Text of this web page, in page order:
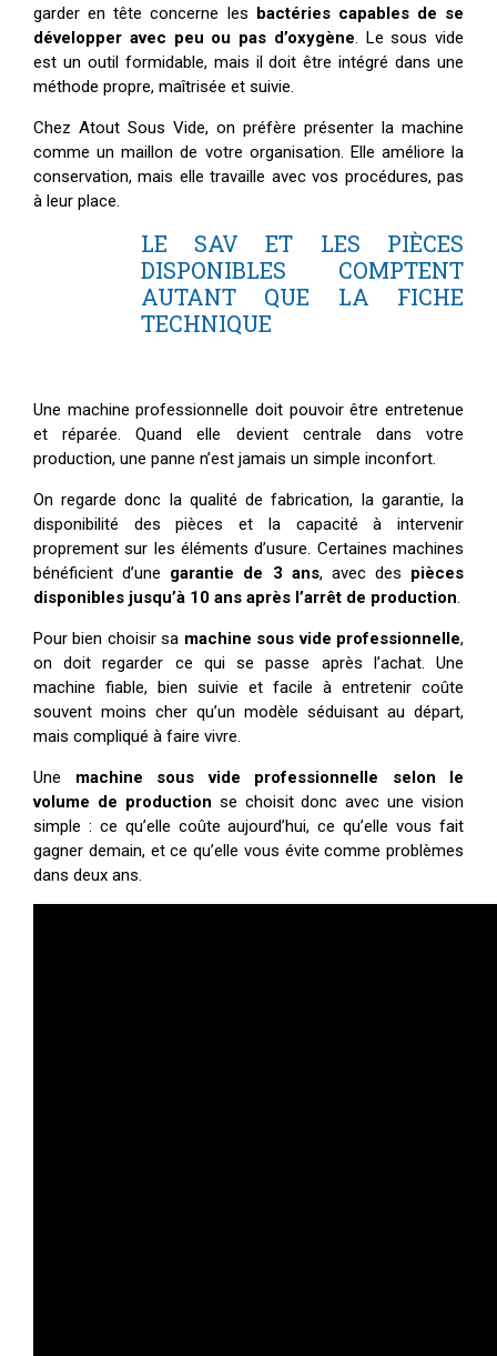
garder en tête concerne les bactéries capables de se
développer avec peu ou pas d’oxygène . Le sous vide
est un outil formidable, mais il doit être intégré dans une
méthode propre, maîtrisée et suivie.
Chez Atout Sous Vide, on préfère présenter la machine
comme un maillon de votre organisation. Elle améliore la
conservation, mais elle travaille avec vos procédures, pas
à leur place.
LE SAV ET LES PIÈCES
DISPONIBLES COMPTENT
AUTANT QUE LA FICHE
TECHNIQUE
Une machine professionnelle doit pouvoir être entretenue
et réparée. Quand elle devient centrale dans votre
production, une panne n’est jamais un simple inconfort.
On regarde donc la qualité de fabrication, la garantie, la
disponibilité des pièces et la capacité à intervenir
proprement sur les éléments d’usure. Certaines machines
bénéficient d’une garantie de 3 ans, avec des pièces
disponibles jusqu’à 10 ans après l’arrêt de production
Pour bien choisir sa machine sous vide professionnelle,
on doit regarder ce qui se passe après l’achat. Une
machine fiable, bien suivie et facile à entretenir coûte
souvent moins cher qu’un modèle séduisant au départ,
mais compliqué à faire vivre.
Une machine sous vide professionnelle selon le
volume de production se choisit donc avec une vision
simple : ce qu’elle coûte aujourd’hui, ce qu’elle vous fait
gagner demain, et ce qu’elle vous évite comme problèmes
dans deux ans.